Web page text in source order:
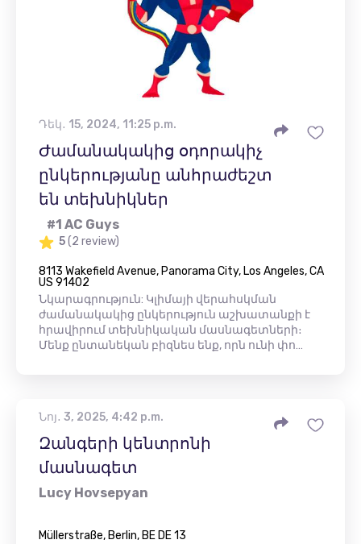
Դեկ․ 15, 2024, 11:25 p.m.
Ժամանակակից օդորակիչ
ընկերությանը անհրաժեշտ
են տեխնիկներ
#1 AC Guys
5(2 review)
8113 Wakefield Avenue, Panorama City, Los Angeles, CA
US 91402
Նկարագրություն: Կլիմայի վերահսկման
ժամանակակից ընկերություն աշխատանքի է
հրավիրում տեխնիկական մասնագետների։
Մենք ընտանեկան բիզնես ենք, որն ունի փո…
Նոյ․ 3, 2025, 4:42 p.m.
Զանգերի կենտրոնի
մասնագետ
Lucy Hovsepyan
Müllerstraße, Berlin, BE DE 13